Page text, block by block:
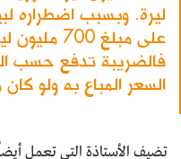
ليرة. وبسبب اضطراره
فالضريبة تدفع حسب
السعر المباع به ولو
تضيف الأستاذة التي تعمل أيضاً